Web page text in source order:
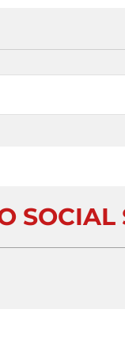
SOCIAL